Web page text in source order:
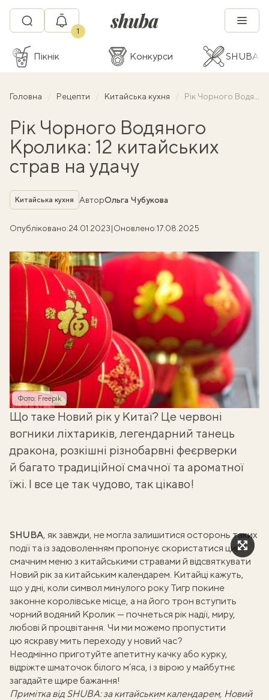
1
Пікнік Конкурси SHUBA
Головна Рецепти Китайська кухня Рік Чорного Водяного Кролика: 12 китайських страв на удачу
Рік Чорного Водяного
Кролика: 12 китайських
страв на удачу
Рубрика
Китайська кухня АвторОльга Чубукова
Опубліковано:24.01.2023|Оновлено:17.08.2025
Фото: Freepik
Що таке Новий рік у Китаї? Це червоні
вогники ліхтариків, легендарний танець
дракона, розкішні різнобарвні феєрверки
й багато традиційної смачної та ароматної
їжі. І все це так чудово, так цікаво!
SHUBA, як завжди, не могла залишитися осторонь таких
події та із задоволенням пропонує скористатися цим
смачним меню з китайськими стравами й відсвяткувати
Новий рік за китайським календарем. Китайці кажуть,
що у дні, коли символ минулого року Тигр покине
законне королівське місце, а на його трон вступить
чорний водяний Кролик — почнеться рік надії, миру,
любові й процвітання. Чи ми можемо пропустити
цю яскраву мить переходу у новий час?
Неодмінно приготуйте апетитну качку або курку,
відріжте шматочок білого м’яса, і з вірою у майбутнє
загадайте щире бажання!
Примітка від SHUBA: за китайським календарем, Новий